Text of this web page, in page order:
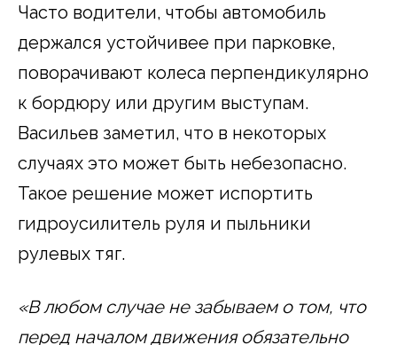
Часто водители, чтобы автомобиль
держался устойчивее при парковке,
поворачивают колеса перпендикулярно
к бордюру или другим выступам.
Васильев заметил, что в некоторых
случаях это может быть небезопасно.
Такое решение может испортить
гидроусилитель руля и пыльники
рулевых тяг.
«В любом случае не забываем о том, что
перед началом движения обязательно